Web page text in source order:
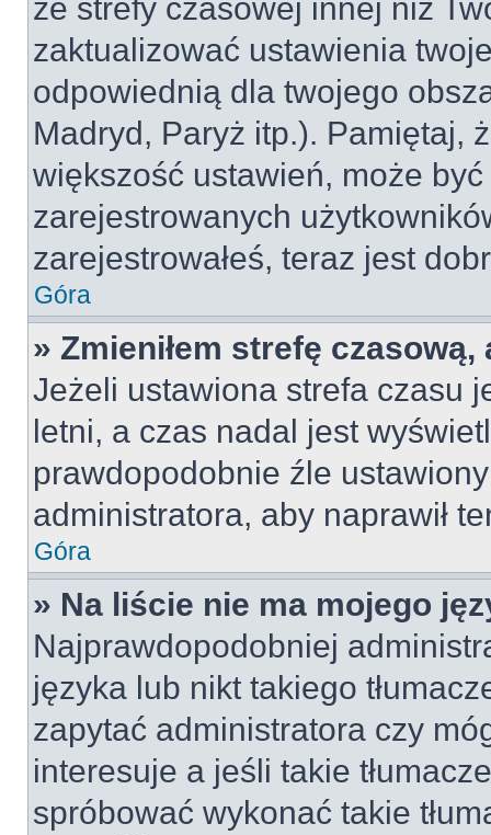
ze strefy czasowej innej niż
zaktualizować ustawienia
odpowiednią dla twojego
Madryd, Paryż itp.). Pamiętaj,
większość ustawień, może
zarejestrowanych
zarejestrowałeś, teraz jest
Góra
» Zmieniłem strefę
Jeżeli ustawiona strefa czasu
letni, a czas nadal jest
prawdopodobnie źle
administratora, aby naprawił
Góra
» Na liście nie ma mojego
Najprawdopodobniej
języka lub nikt takiego
zapytać administratora czy
interesuje a jeśli takie
spróbować wykonać takie